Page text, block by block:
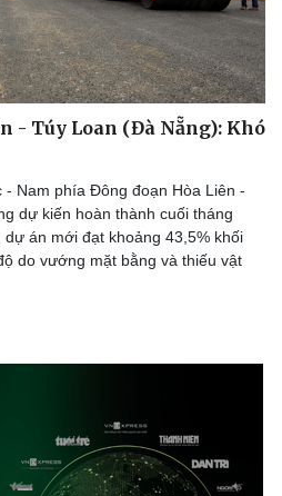
- Túy Loan (Đà Nẵng): Khó
- Nam phía Đông đoạn Hòa Liên -
dự kiến hoàn thành cuối tháng
án mới đạt khoảng 43,5% khối
do vướng mặt bằng và thiếu vật